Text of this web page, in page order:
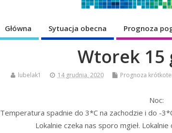
Główna Sytuacja obecna Prognoza
Wtorek 15
lubelak1 14 grudnia, 2020 Prognoza
Noc:
Temperatura spadnie do 3*C na zachodzie i do -
Lokalnie czeka nas sporo mgieł.